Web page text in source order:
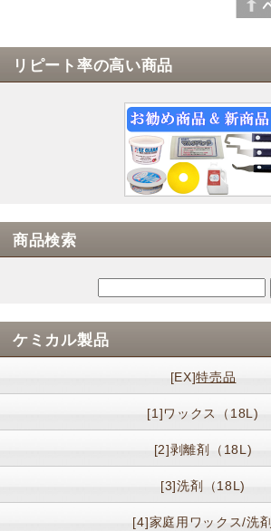
リピート率の高い商品
商品検索
ケミカル製品
[EX]特売品
[1]ワックス（18L)
[2]剥離剤（18L)
[3]洗剤（18L)
[4]家庭用ワックス/洗剤